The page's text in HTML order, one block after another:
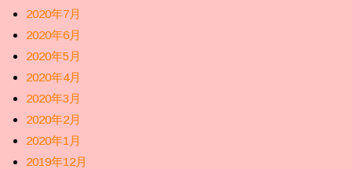
2020年7月
2020年6月
2020年5月
2020年4月
2020年3月
2020年2月
2020年1月
2019年12月